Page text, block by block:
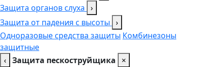
Защита органов слуха ›
Защита от падения с высоты ›
Одноразовые средства защиты Комбинезоны
защитные
‹ Защита пескоструйщика
×